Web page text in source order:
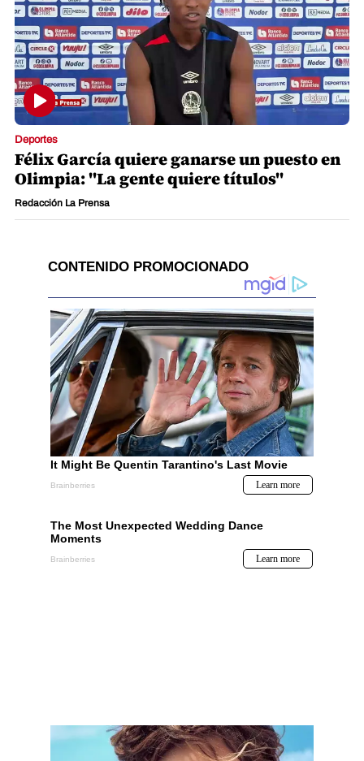
Deportes
Félix García quiere ganarse un puesto en
Olimpia: "La gente quiere títulos"
Redacción La Prensa